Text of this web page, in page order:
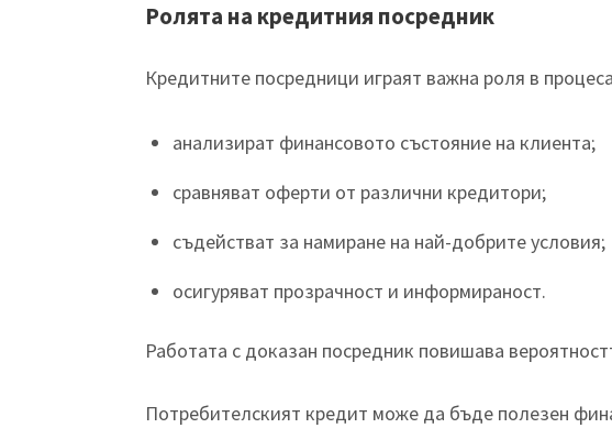
Ролята на кредитния посредник
Кредитните посредници играят важна роля в
анализират финансовото състояние на клиента;
сравняват оферти от различни кредитори;
съдействат за намиране на най-добрите условия;
осигуряват прозрачност и информираност.
Работата с доказан посредник повишава
Потребителският кредит може да бъде полезен